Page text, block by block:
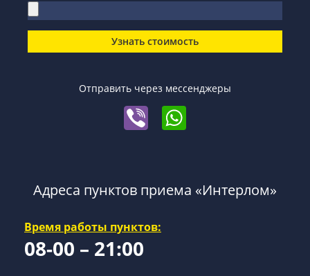
Узнать стоимость
Отправить через мессенджеры
Адреса пунктов приема «Интерлом»
Время работы пунктов:
08-00 – 21:00